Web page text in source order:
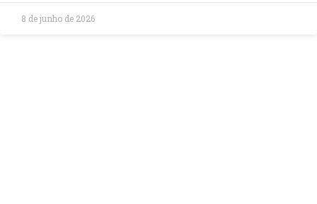
8 de junho de 2026